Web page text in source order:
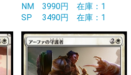
NM 3990円 在庫：1
SP
3490円 在庫：1